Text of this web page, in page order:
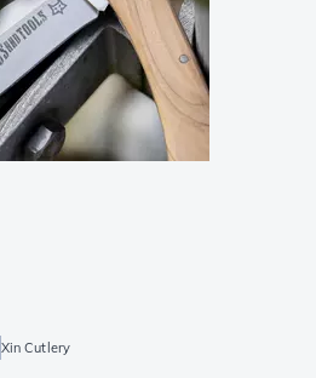
Xin Cutlery